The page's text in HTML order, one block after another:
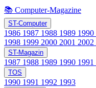
📚 Computer-Magazine
ST-Computer
1986 1987 1988 1989 1990
1998 1999 2000 2001 2002
ST-Magazin
1987 1988 1989 1990 1991
TOS
1990 1991 1992 1993